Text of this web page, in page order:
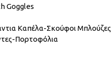
Goggles
Καπέλα-Σκούφοι Μπλούζες
Πορτοφόλια